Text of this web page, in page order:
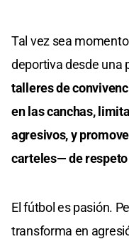
Tal vez sea
deportiva desde una
talleres de
en las canchas,
agresivos, y
carteles— de
El fútbol es pasión.
transforma en